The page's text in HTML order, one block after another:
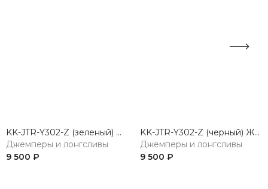
KK-JTR-Y302-Z (зеленый) Жакет женский трикотажный
Джемперы и лонгсливы
9 500 ₽
KK-JTR-Y302-Z (черный) Жакет женский трикотажный
Джемперы и лонгсливы
9 500 ₽